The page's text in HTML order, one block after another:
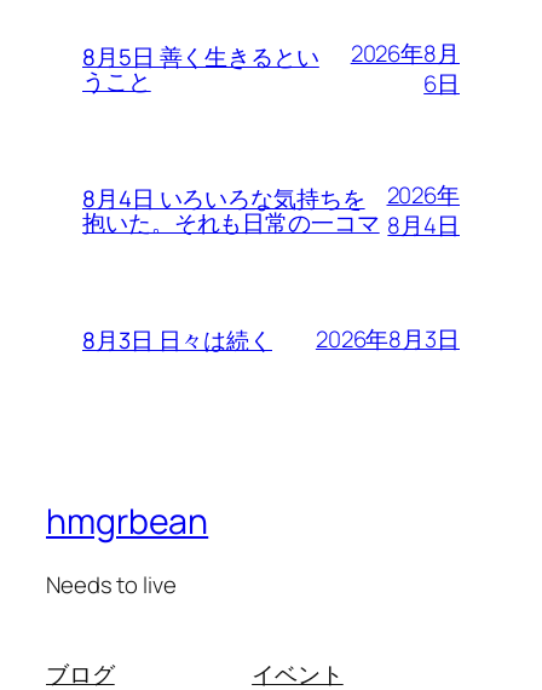
8月5日 善く生きるとい
うこと
2026年8月
6日
8月4日 いろいろな気持ちを
抱いた。それも日常の一コマ
2026年
8月4日
8月3日 日々は続く 2026年8月3日
hmgrbean
Needs to live
ブログ
イベント